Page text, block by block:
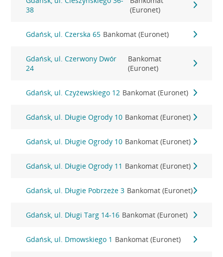
38
(Euronet)
Gdańsk, ul. Czerska 65 Bankomat (Euronet)
Gdańsk, ul. Czerwony Dwór
24
Bankomat
(Euronet)
Gdańsk, ul. Czyżewskiego 12 Bankomat (Euronet)
Gdańsk, ul. Długie Ogrody 10 Bankomat (Euronet)
Gdańsk, ul. Długie Ogrody 10 Bankomat (Euronet)
Gdańsk, ul. Długie Ogrody 11 Bankomat (Euronet)
Gdańsk, ul. Długie Pobrzeże 3 Bankomat (Euronet)
Gdańsk, ul. Długi Targ 14-16 Bankomat (Euronet)
Gdańsk, ul. Dmowskiego 1 Bankomat (Euronet)